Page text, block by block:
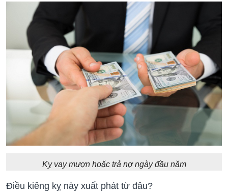
Kỵ vay mượn hoặc trả nợ ngày đầu năm
Điều kiêng kỵ này xuất phát từ đâu?